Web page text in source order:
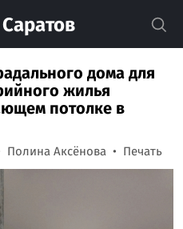
Саратов
дома для
жилья
потолке в
Полина Аксёнова Печать